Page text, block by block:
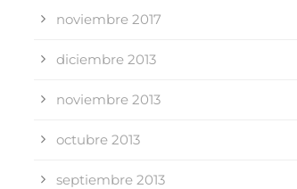
noviembre 2017
diciembre 2013
noviembre 2013
octubre 2013
septiembre 2013